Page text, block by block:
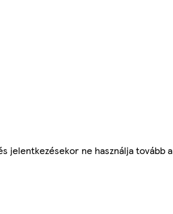
jelentkezésekor ne használja tovább a